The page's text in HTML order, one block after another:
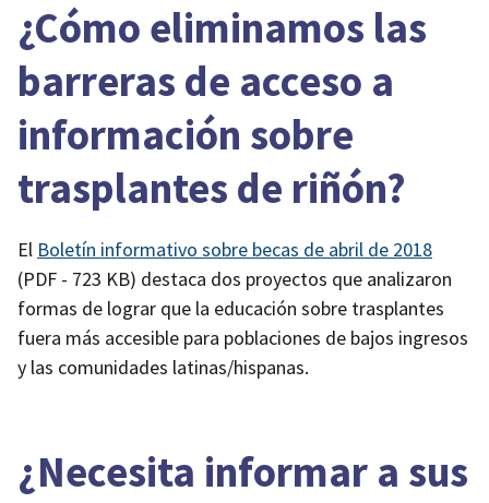
¿Cómo eliminamos las
barreras de acceso a
información sobre
trasplantes de riñón?
El Boletín informativo sobre becas de abril de 2018
(PDF - 723 KB) destaca dos proyectos que analizaron
formas de lograr que la educación sobre trasplantes
fuera más accesible para poblaciones de bajos ingresos
y las comunidades latinas/hispanas.
¿Necesita informar a sus